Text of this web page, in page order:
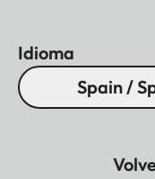
Idioma
Spain /